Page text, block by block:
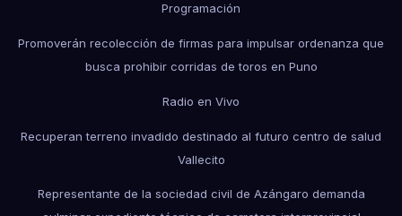
Programación
Promoverán recolección de firmas para impulsar ordenanza que
busca prohibir corridas de toros en Puno
Radio en Vivo
Recuperan terreno invadido destinado al futuro centro de salud
Vallecito
Representante de la sociedad civil de Azángaro demanda